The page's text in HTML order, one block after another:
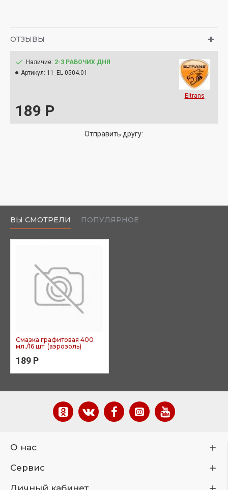
ОТЗЫВЫ
189 Р
Наличие: 2-3 РАБОЧИХ ДНЯ
Артикул: 11_EL-0504.01
Eltrans
Отправить другу:
ВЫ СМОТРЕЛИ ПОПУЛЯРНОЕ
Смазка графитовая 400
мл./16 шт. (аэрозоль)
189 Р
О нас
Сервис
Личный кабинет